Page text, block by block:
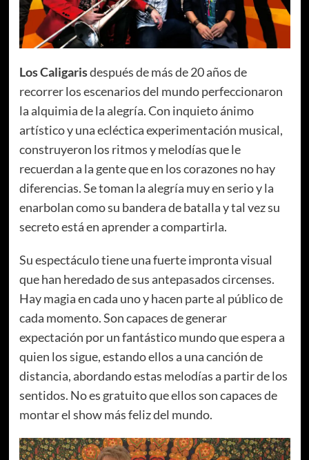
Los Caligarisdespués de más de 20 años de
recorrer los escenarios del mundo perfeccionaron
la alquimia de la alegría. Con inquieto ánimo
artístico y una ecléctica experimentación musical,
construyeron los ritmos y melodías que le
recuerdan a la gente que en los corazones no hay
diferencias. Se toman la alegría muy en serio y la
enarbolan como su bandera de batalla y tal vez su
secreto está en aprender a compartirla.
Su espectáculo tiene una fuerte impronta visual
que han heredado de sus antepasados circenses.
Hay magia en cada uno y hacen parte al público de
cada momento. Son capaces de generar
expectación por un fantástico mundo que espera a
quien los sigue, estando ellos a una canción de
distancia, abordando estas melodías a partir de los
sentidos. No es gratuito que ellos son capaces de
montar el show más feliz del mundo.